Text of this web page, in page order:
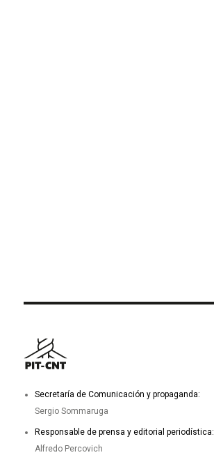
Secretaría de Comunicación y propaganda:
Sergio Sommaruga
Responsable de prensa y editorial periodística:
Alfredo Percovich